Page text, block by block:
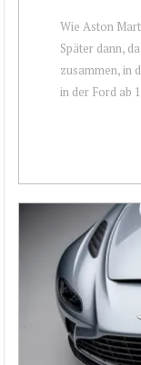
Wie Aston
Später dann,
zusammen, in
in der Ford ab